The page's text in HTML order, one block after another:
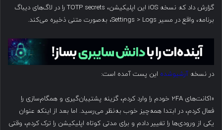
گزارش داد که نسخه iOS این اپلیکیشن، TOTP secrets را در لاگ‌های دیباگ
برنامه، واقع در مسیر Settings > Logs، به‌صورت متنی ذخیره می‌کند.
در نسخه آرشیوشده این پست آمده است:
«اکانت‌های ۲FA خودم را وارد کردم، گزینه پشتیبان‌گیری و همگام‌سازی را
فعال کردم، در ابتدا همه‌چیز خوب به‌نظر می‌رسید. اما بعد از اینکه عنوان
یکی از ورودی‌ها را تغییر دادم و برای مدتی کوتاه اپلیکیشن را ترک کردم، وقتی